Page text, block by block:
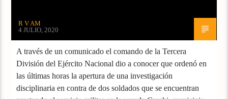
R V AM
4 JULIO, 2020
A través de un comunicado el comando de la Tercera
División del Ejército Nacional dio a conocer que ordenó en
las últimas horas la apertura de una investigación
disciplinaria en contra de dos soldados que se encuentran